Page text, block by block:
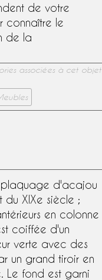
de votre
connaître le
de la
associées à cet objet
plaquage d'acajou
du XIXe siècle ;
en colonne
coiffée d'un
verte avec des
un grand tiroir en
Le fond est garni